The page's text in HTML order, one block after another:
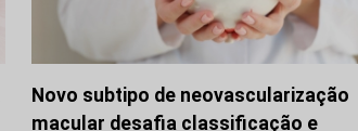
Novo subtipo de neovascularização
macular desafia classificação e